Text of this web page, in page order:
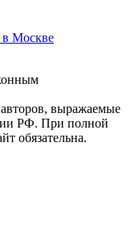
в Москве
выражаемые
РФ. При полной
обязательна.